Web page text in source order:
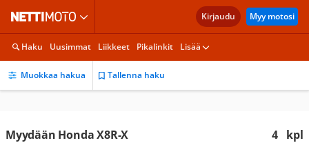
Kirjaudu Myy motosi
Haku Uusimmat Liikkeet Pikalinkit Lisää
Muokkaa hakua Tallenna haku
4 kpl
Myydään Honda X8R-X